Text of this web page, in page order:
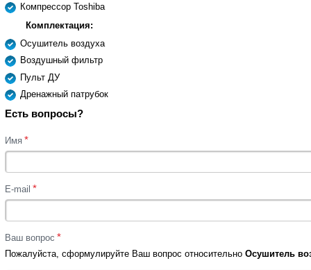
Компрессор Toshiba
Комплектация:
Осушитель воздуха
Воздушный фильтр
Пульт ДУ
Дренажный патрубок
Есть вопросы?
Имя *
E-mail *
Ваш вопрос *
Пожалуйста, сформулируйте Ваш вопрос относительно Осушитель